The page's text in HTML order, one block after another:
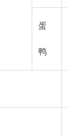
蛋
鸭